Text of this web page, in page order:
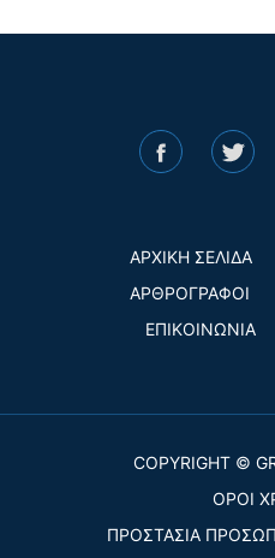
ΑΡΧΙΚΗ ΣΕΛΙΔΑ
ΑΡΘΡΟΓΡΑΦΟΙ
ΕΠΙΚΟΙΝΩΝΙΑ
COPYRIGHT ©
ΟΡΟΙ
ΠΡΟΣΤΑΣΙΑ